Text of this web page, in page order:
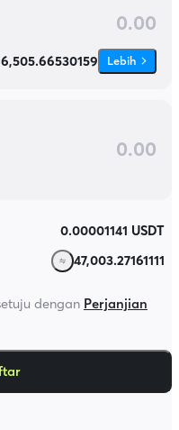
Lebih
0.00001141 USDT
47,003.27161111
dengan Perjanjian